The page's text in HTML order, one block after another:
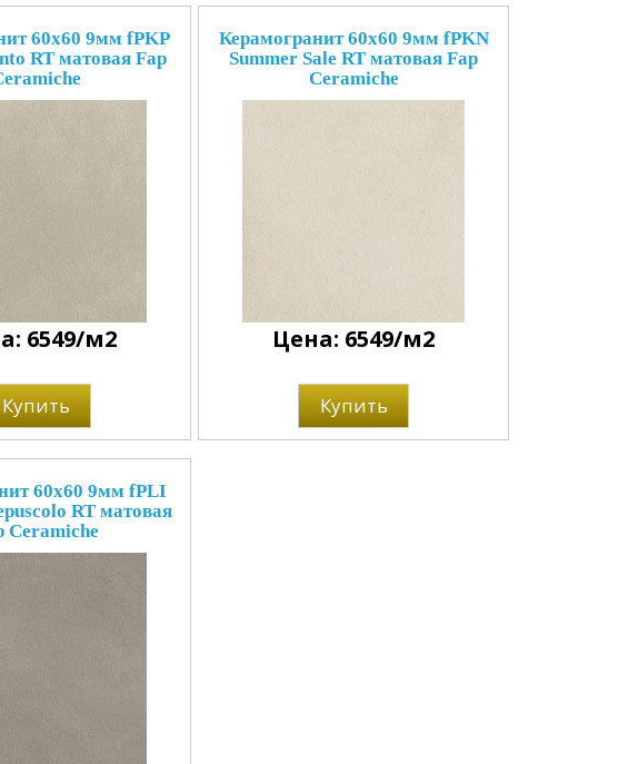
60x60 9мм fPKP
RT матовая Fap
6549/м2
Купить
Керамогранит 60x60 9мм fPKN
Summer Sale RT матовая Fap
Ceramiche
Цена: 6549/м2
Купить
60x60 9мм fPLI
RT матовая
Ceramiche